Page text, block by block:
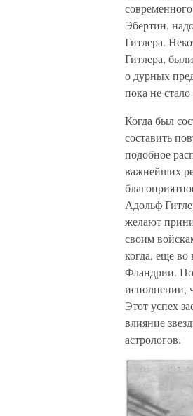
Эбертин,
Гитлера.
Гитлера,
о дурных
пока не
Когда был
составить
подобное
важнейших
Адольф
желают
своим
когда, еще во
Фландрии.
исполнении,
Этот успех
влияние
астрологов.